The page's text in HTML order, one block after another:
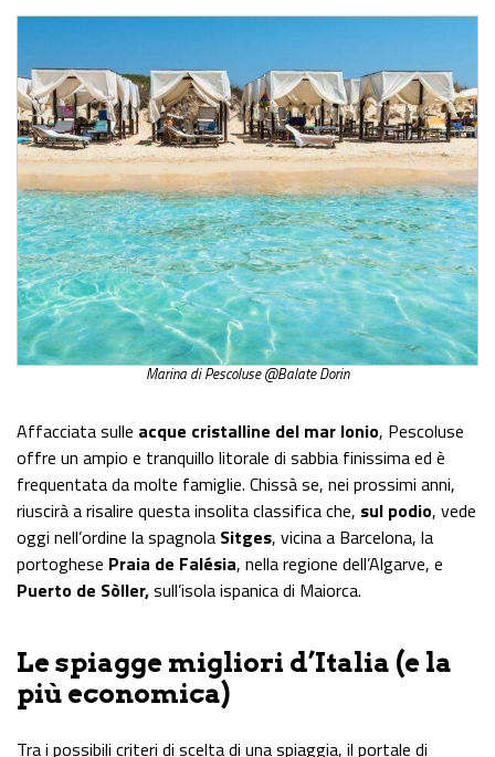
Marina di Pescoluse @Balate Dorin
Affacciata sulle acque cristalline del mar Ionio, Pescoluse
offre un ampio e tranquillo litorale di sabbia finissima ed è
frequentata da molte famiglie. Chissà se, nei prossimi anni,
riuscirà a risalire questa insolita classifica che, sul podio, vede
oggi nell’ordine la spagnola Sitges, vicina a Barcelona, la
portoghese Praia de Falésia, nella regione dell’Algarve, e
Puerto de Sòller,sull’isola ispanica di Maiorca.
Le spiagge migliori d’Italia (e la
più economica)
Tra i possibili criteri di scelta di una spiaggia, il portale di